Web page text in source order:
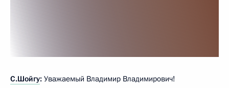
С.Шойгу: Уважаемый Владимир Владимирович!